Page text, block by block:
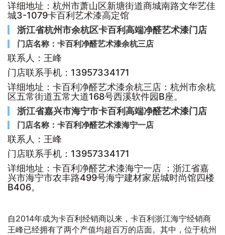
详细地址：杭州市萧山区新塘街道商城南路文华艺佳
城3-1079卡百利艺术漆高定馆
浙江省杭州市余杭区卡百利高端净醛艺术漆门店
门店名称：卡百利净醛艺术漆余杭三店
联系人：王峰
门店联系手机：13957334171
详细地址：卡百利净醛艺术漆余杭三店：杭州市余杭
区五常街道五常大道168号西溪软件园B座。
浙江省嘉兴市海宁市卡百利高端净醛艺术漆门店
门店名称：卡百利净醛艺术漆海宁一店
联系人：王峰
门店联系手机：13957334171
详细地址：卡百利净醛艺术漆海宁一店 ：浙江省嘉
兴市海宁市农丰路499号海宁建材家居城时尚馆四楼
B406。
自2014年成为卡百利经销商以来，卡百利浙江海宁经销商
王峰已经拥有了两个产值均超百万的店面。其中，位于杭州